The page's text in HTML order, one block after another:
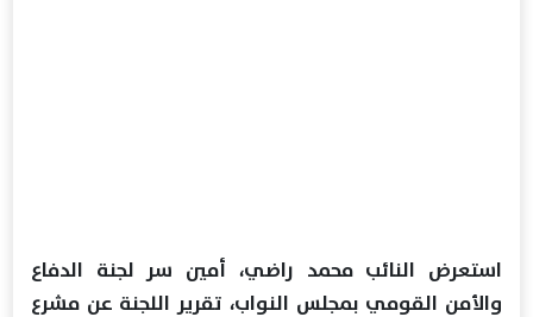
استعرض النائب محمد راضي، أمين سر لجنة الدفاع
والأمن القومي بمجلس النواب، تقرير اللجنة عن مشرع